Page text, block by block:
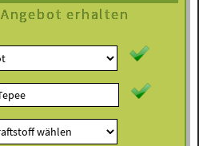
Angebot erhalten